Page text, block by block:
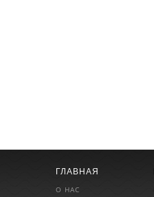
ГЛАВНАЯ
О НАС